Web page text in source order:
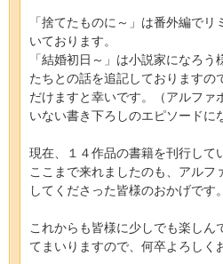
「捨てたものに～」は番外編で
いております。
「結婚初日～」は小説家になろ
たちとの話を追記しておりますの
だけますと幸いです。（アルファ
いない書き下ろしのエピソードに
現在、１４作品の書籍を刊行して
ここまで来れましたのも、アルフ
してくださった皆様のおかげです。
これからも皆様に少しでも楽しん
てまいりますので、何卒よろしく